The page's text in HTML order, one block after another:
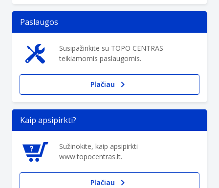
Paslaugos
Susipažinkite su TOPO CENTRAS
teikiamomis paslaugomis.
Plačiau
Kaip apsipirkti?
Sužinokite, kaip apsipirkti
www.topocentras.lt.
Plačiau